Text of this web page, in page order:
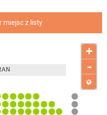
miejsc z listy
+
-